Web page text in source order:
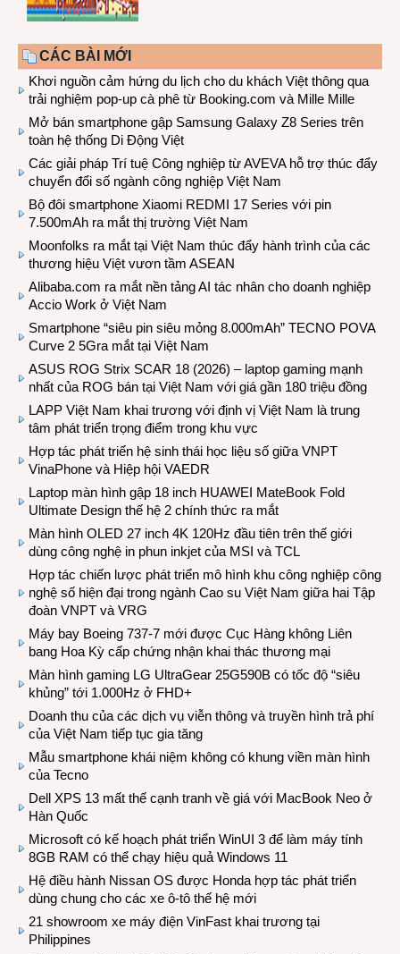
CÁC BÀI MỚI
Khơi nguồn cảm hứng du lịch cho du khách Việt thông qua
trải nghiệm pop-up cà phê từ Booking.com và Mille Mille
Mở bán smartphone gập Samsung Galaxy Z8 Series trên
toàn hệ thống Di Động Việt
Các giải pháp Trí tuệ Công nghiệp từ AVEVA hỗ trợ thúc đẩy
chuyển đổi số ngành công nghiệp Việt Nam
Bộ đôi smartphone Xiaomi REDMI 17 Series với pin
7.500mAh ra mắt thị trường Việt Nam
Moonfolks ra mắt tại Việt Nam thúc đẩy hành trình của các
thương hiệu Việt vươn tầm ASEAN
Alibaba.com ra mắt nền tảng AI tác nhân cho doanh nghiệp
Accio Work ở Việt Nam
Smartphone “siêu pin siêu mỏng 8.000mAh” TECNO POVA
Curve 2 5Gra mắt tại Việt Nam
ASUS ROG Strix SCAR 18 (2026) – laptop gaming mạnh
nhất của ROG bán tại Việt Nam với giá gần 180 triệu đồng
LAPP Việt Nam khai trương với định vị Việt Nam là trung
tâm phát triển trọng điểm trong khu vực
Hợp tác phát triển hệ sinh thái học liệu số giữa VNPT
VinaPhone và Hiệp hội VAEDR
Laptop màn hình gập 18 inch HUAWEI MateBook Fold
Ultimate Design thế hệ 2 chính thức ra mắt
Màn hình OLED 27 inch 4K 120Hz đầu tiên trên thế giới
dùng công nghệ in phun inkjet của MSI và TCL
Hợp tác chiến lược phát triển mô hình khu công nghiệp công
nghệ số hiện đại trong ngành Cao su Việt Nam giữa hai Tập
đoàn VNPT và VRG
Máy bay Boeing 737-7 mới được Cục Hàng không Liên
bang Hoa Kỳ cấp chứng nhận khai thác thương mại
Màn hình gaming LG UltraGear 25G590B có tốc độ “siêu
khủng” tới 1.000Hz ở FHD+
Doanh thu của các dịch vụ viễn thông và truyền hình trả phí
của Việt Nam tiếp tục gia tăng
Mẫu smartphone khái niệm không có khung viền màn hình
của Tecno
Dell XPS 13 mất thế cạnh tranh về giá với MacBook Neo ở
Hàn Quốc
Microsoft có kế hoạch phát triển WinUI 3 để làm máy tính
8GB RAM có thể chạy hiệu quả Windows 11
Hệ điều hành Nissan OS được Honda hợp tác phát triển
dùng chung cho các xe ô-tô thế hệ mới
21 showroom xe máy điện VinFast khai trương tại
Philippines